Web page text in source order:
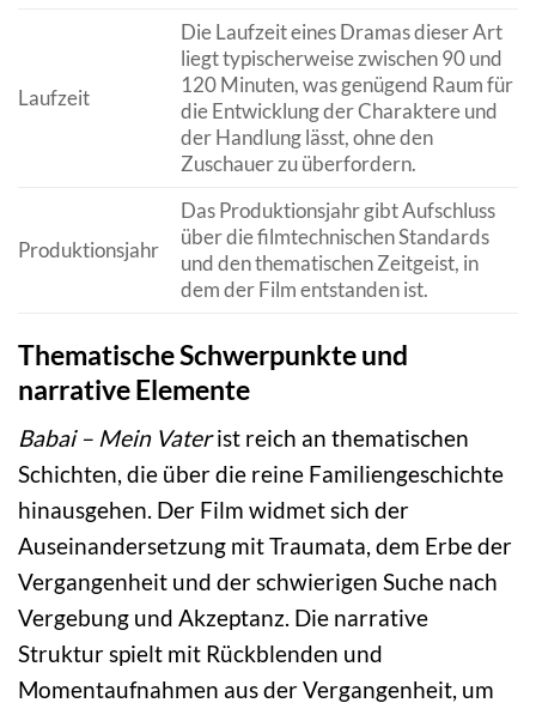
Laufzeit
Die Laufzeit eines Dramas dieser Art
liegt typischerweise zwischen 90 und
120 Minuten, was genügend Raum für
die Entwicklung der Charaktere und
der Handlung lässt, ohne den
Zuschauer zu überfordern.
Produktionsjahr
Das Produktionsjahr gibt Aufschluss
über die filmtechnischen Standards
und den thematischen Zeitgeist, in
dem der Film entstanden ist.
Thematische Schwerpunkte und
narrative Elemente
Babai – Mein Vaterist reich an thematischen
Schichten, die über die reine Familiengeschichte
hinausgehen. Der Film widmet sich der
Auseinandersetzung mit Traumata, dem Erbe der
Vergangenheit und der schwierigen Suche nach
Vergebung und Akzeptanz. Die narrative
Struktur spielt mit Rückblenden und
Momentaufnahmen aus der Vergangenheit, um